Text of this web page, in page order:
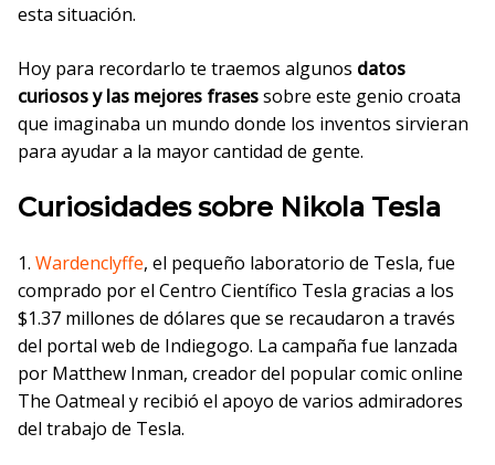
esta situación.
Hoy para recordarlo te traemos algunos datos
curiosos y las mejores frasessobre este genio croata
que imaginaba un mundo donde los inventos sirvieran
para ayudar a la mayor cantidad de gente.
Curiosidades sobre Nikola Tesla
1. Wardenclyffe, el pequeño laboratorio de Tesla, fue
comprado por el Centro Científico Tesla gracias a los
$1.37 millones de dólares que se recaudaron a través
del portal web de Indiegogo. La campaña fue lanzada
por Matthew Inman, creador del popular comic online
The Oatmeal y recibió el apoyo de varios admiradores
del trabajo de Tesla.